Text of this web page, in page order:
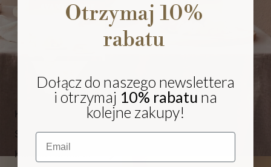
Kieliszki i pokale
Szklanki
Karafki i dzbanki
Otrzymaj 10%
rabatu
Dołącz do naszego newslettera
i otrzymaj 10% rabatu na
kolejne zakupy!
Email